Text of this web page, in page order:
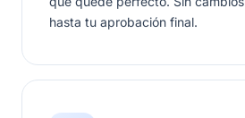
hasta tu aprobación final.